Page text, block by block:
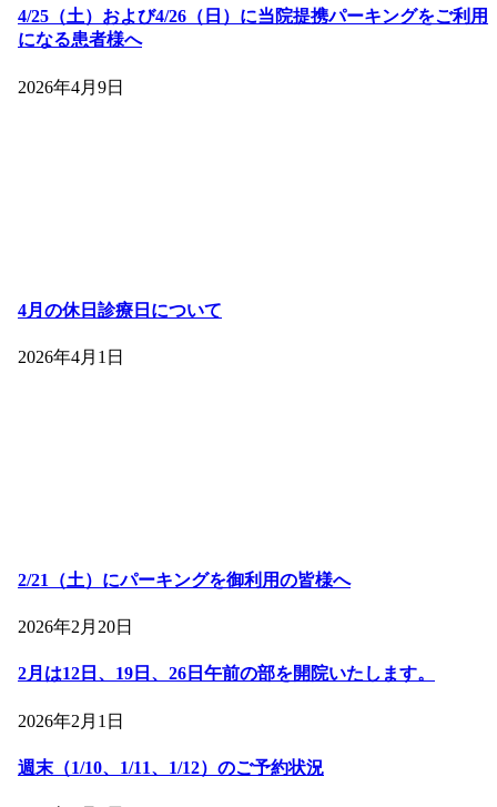
4/25（土）および4/26（日）に当院提携パーキングをご利用
になる患者様へ
2026年4月9日
4月の休日診療日について
2026年4月1日
2/21（土）にパーキングを御利用の皆様へ
2026年2月20日
2月は12日、19日、26日午前の部を開院いたします。
2026年2月1日
週末（1/10、1/11、1/12）のご予約状況